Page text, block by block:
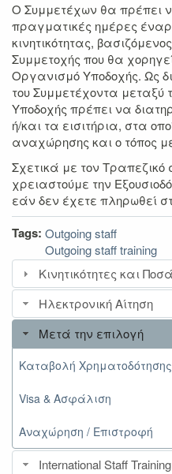
Ο Συμμετέχων θα πρέπει
πραγματικές ημέρες
κινητικότητας,
Συμμετοχής που θα
Οργανισμό Υποδοχής. Ως
του Συμμετέχοντα μεταξύ
Υποδοχής πρέπει να
ή/και τα εισιτήρια, στα
αναχώρησης και ο τόπος
Σχετικά με τον
χρειαστούμε την
εάν δεν έχετε πληρωθεί
Tags: Outgoing staff
Outgoing staff training
Κινητικότητες και
Ηλεκτρονική Αίτηση
Μετά την επιλογή
Καταβολή Χρηματοδότησης
Visa & Ασφάλιση
Αναχώρηση / Επιστροφή
International Staff